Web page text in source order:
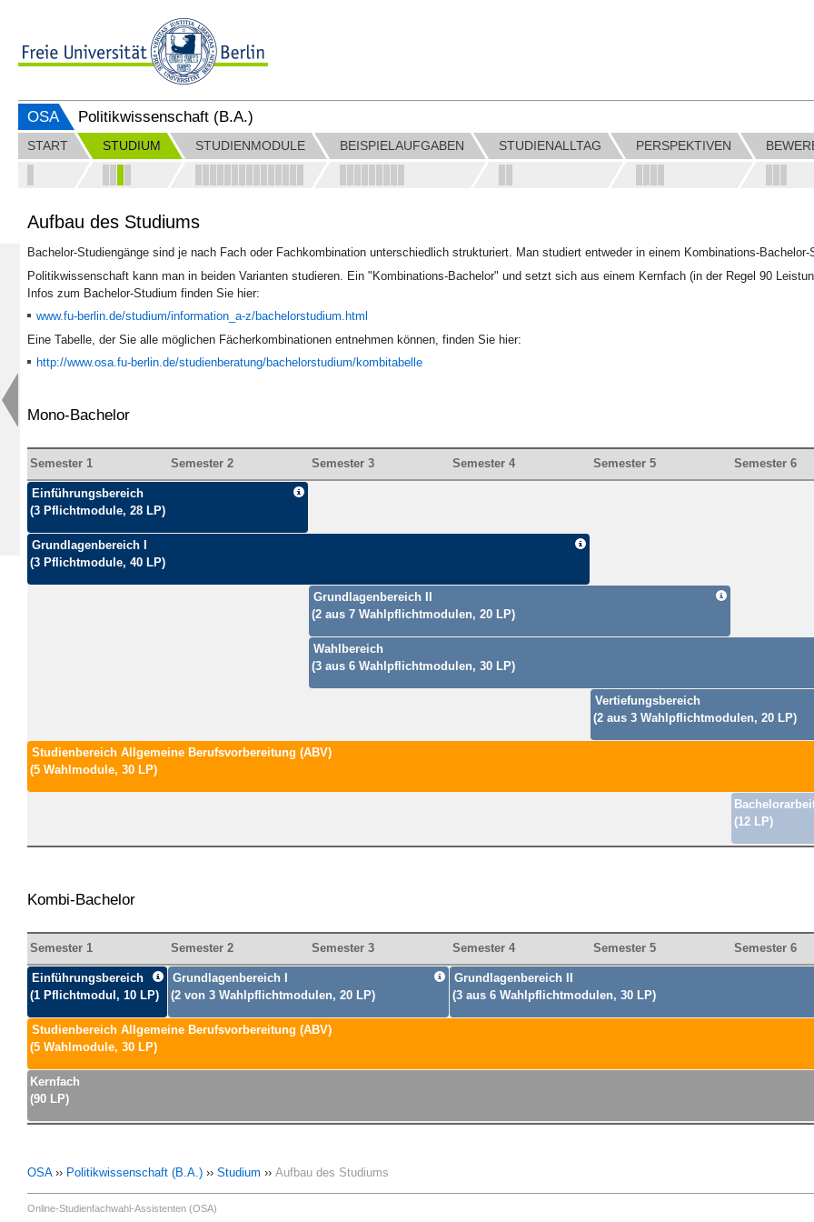
OSA Politikwissenschaft (B.A.)
START STUDIUM STUDIENMODULE BEISPIELAUFGABEN STUDIENALLTAG PERSPEKTIVEN
Aufbau des Studiums
Bachelor-Studiengänge sind je nach Fach oder Fachkombination unterschiedlich strukturiert. Man studiert entweder in einem Kombinations-
Politikwissenschaft kann man in beiden Varianten studieren. Ein "Kombinations-Bachelor" und setzt sich aus einem Kernfach (in der Regel 90
Infos zum Bachelor-Studium finden Sie hier:
www.fu-berlin.de/studium/information_a-z/bachelorstudium.html
Eine Tabelle, der Sie alle möglichen Fächerkombinationen entnehmen können, finden Sie hier:
http://www.osa.fu-berlin.de/studienberatung/bachelorstudium/kombitabelle
Mono-Bachelor
Semester 1 Semester 2 Semester 3 Semester 4 Semester 5 Semester 6
Einführungsbereich
(3 Pflichtmodule, 28 LP)
Grundlagenbereich I
(3 Pflichtmodule, 40 LP)
Grundlagenbereich II
(2 aus 7 Wahlpflichtmodulen, 20 LP)
Wahlbereich
(3 aus 6 Wahlpflichtmodulen, 30 LP)
Vertiefungsbereich
(2 aus 3 Wahlpflichtmodulen, 20 LP)
Studienbereich Allgemeine Berufsvorbereitung (ABV)
(5 Wahlmodule, 30 LP)
(12 LP)
Kombi-Bachelor
Semester 1 Semester 2 Semester 3 Semester 4 Semester 5 Semester 6
Einführungsbereich
(1 Pflichtmodul, 10 LP)
Grundlagenbereich I
(2 von 3 Wahlpflichtmodulen, 20 LP)
Grundlagenbereich II
(3 aus 6 Wahlpflichtmodulen, 30 LP)
Studienbereich Allgemeine Berufsvorbereitung (ABV)
(5 Wahlmodule, 30 LP)
Kernfach
(90 LP)
OSA›› Politikwissenschaft (B.A.) ›› Studium ›› Aufbau des Studiums
Online-Studienfachwahl-Assistenten (OSA)